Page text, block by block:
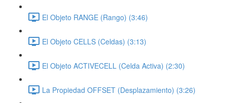
El Objeto RANGE (Rango) (3:46)
El Objeto CELLS (Celdas) (3:13)
El Objeto ACTIVECELL (Celda Activa) (2:30)
La Propiedad OFFSET (Desplazamiento) (3:26)